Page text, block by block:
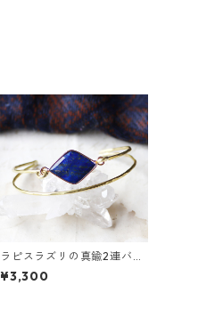
ラピスラズリの真鍮2連バン
グル
¥3,300